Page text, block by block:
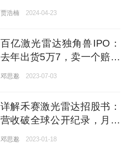
卷低价无意义”
贾浩楠 2024-04-23
百亿激光雷达独角兽IPO：
去年出货5万7，卖一个赔本
9千块，小米菜鸟吉利都是
邓思邈 2023-07-03
详解禾赛激光雷达招股书：
营收破全球公开纪录，月交
付过万，百度小米美团都是
邓思邈 2023-01-18